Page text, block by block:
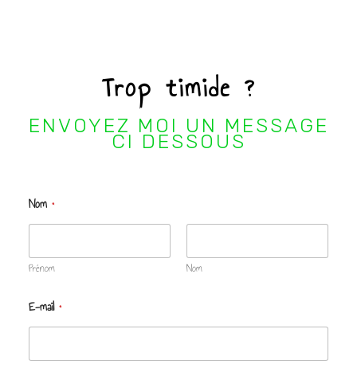
Trop timide ?
ENVOYEZ MOI UN MESSAGE
CI DESSOUS
Nom *
Prénom Nom
E-mail *